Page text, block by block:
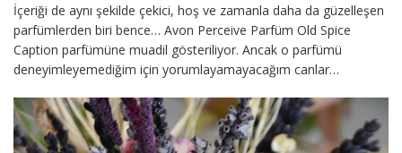
İçeriği de aynı şekilde çekici, hoş ve zamanla daha da güzelleşen
parfümlerden biri bence… Avon Perceive Parfüm Old Spice
Caption parfümüne muadil gösteriliyor. Ancak o parfümü
deneyimleyemediğim için yorumlayamayacağım canlar…